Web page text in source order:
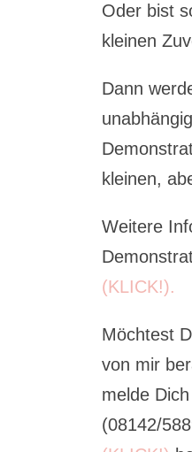
Oder bist
kleinen
Dann
kleinen,
Weitere
(KLICK!).
Möchtest
von mir
melde
(08142/